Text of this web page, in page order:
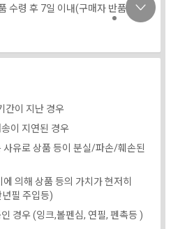
수령 후 7일 이내(구매자 반품
간이 지난 경우
이 지연된 경우
사유로 상품 등이 분실/파손/훼손된
의해 상품 등의 가치가 현저히
필 주입등)
경우 (잉크,볼펜심, 연필, 펜촉등 )